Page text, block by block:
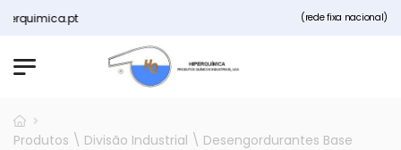
(rede fixa nacional)
Produtos \ Divisão Industrial \ Desengordurantes Base